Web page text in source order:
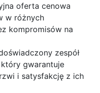
oferta cenowa
w różnych
kompromisów na
zespół
gwarantuje
i satysfakcję z ich